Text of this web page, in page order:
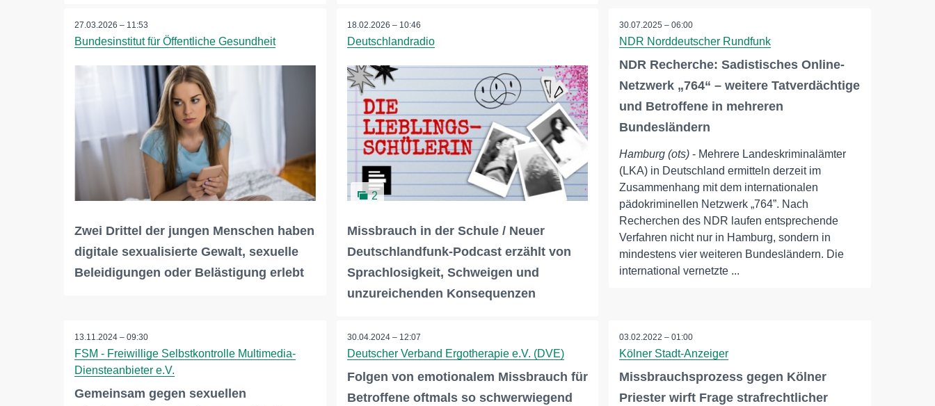
27.03.2026 – 11:53
Bundesinstitut für Öffentliche Gesundheit
Zwei Drittel der jungen Menschen haben
digitale sexualisierte Gewalt, sexuelle
Beleidigungen oder Belästigung erlebt
18.02.2026 – 10:46
Deutschlandradio
2
Missbrauch in der Schule / Neuer
Deutschlandfunk-Podcast erzählt von
Sprachlosigkeit, Schweigen und
unzureichenden Konsequenzen
30.07.2025 – 06:00
NDR Norddeutscher Rundfunk
NDR Recherche: Sadistisches Online-
Netzwerk „764“ – weitere Tatverdächtige
und Betroffene in mehreren
Bundesländern
Hamburg (ots) - Mehrere Landeskriminalämter
(LKA) in Deutschland ermitteln derzeit im
Zusammenhang mit dem internationalen
pädokriminellen Netzwerk „764”. Nach
Recherchen des NDR laufen entsprechende
Verfahren nicht nur in Hamburg, sondern in
mindestens vier weiteren Bundesländern. Die
international vernetzte ...
13.11.2024 – 09:30
FSM - Freiwillige Selbstkontrolle Multimedia-
Diensteanbieter e.V.
Gemeinsam gegen sexuellen
30.04.2024 – 12:07
Deutscher Verband Ergotherapie e.V. (DVE)
Folgen von emotionalem Missbrauch für
Betroffene oftmals so schwerwiegend
03.02.2022 – 01:00
Kölner Stadt-Anzeiger
Missbrauchsprozess gegen Kölner
Priester wirft Frage strafrechtlicher